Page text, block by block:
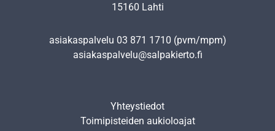
15160 Lahti
asiakaspalvelu 03 871 1710 (pvm/mpm)
asiakaspalvelu@salpakierto.fi
Yhteystiedot
Toimipisteiden aukioloajat